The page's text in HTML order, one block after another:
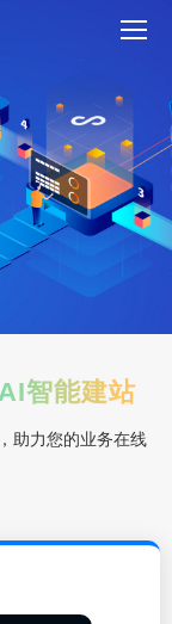
智能建站
助力您的业务在线